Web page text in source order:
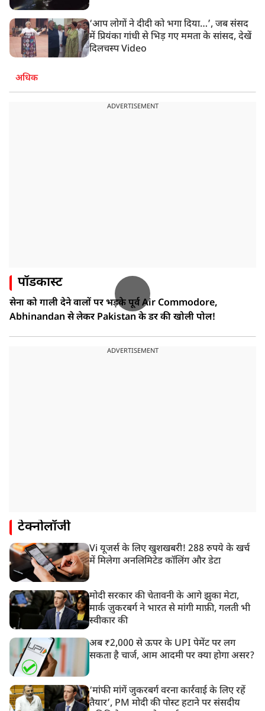
‘आप लोगों ने दीदी को भगा दिया…’, जब संसद
में प्रियंका गांधी से भिड़ गए ममता के सांसद, देखें
दिलचस्प Video
अधिक
ADVERTISEMENT
पॉडकास्ट
सेना को गाली देने वालों पर भड़के पूर्व Air Commodore,
Abhinandan से लेकर Pakistan के डर की खोली पोल!
ADVERTISEMENT
टेक्नोलॉजी
Vi यूजर्स के लिए खुशखबरी! 288 रुपये के खर्च
में मिलेगा अनलिमिटेड कॉलिंग और डेटा
मोदी सरकार की चेतावनी के आगे झुका मेटा,
मार्क ज़ुकरबर्ग ने भारत से मांगी माफ़ी, गलती भी
स्वीकार की
अब ₹2,000 से ऊपर के UPI पेमेंट पर लग
सकता है चार्ज, आम आदमी पर क्या होगा असर?
‘मांफी मांगें जुकरबर्ग वरना कार्रवाई के लिए रहें
तैयार’, PM मोदी की पोस्ट हटाने पर संसदीय